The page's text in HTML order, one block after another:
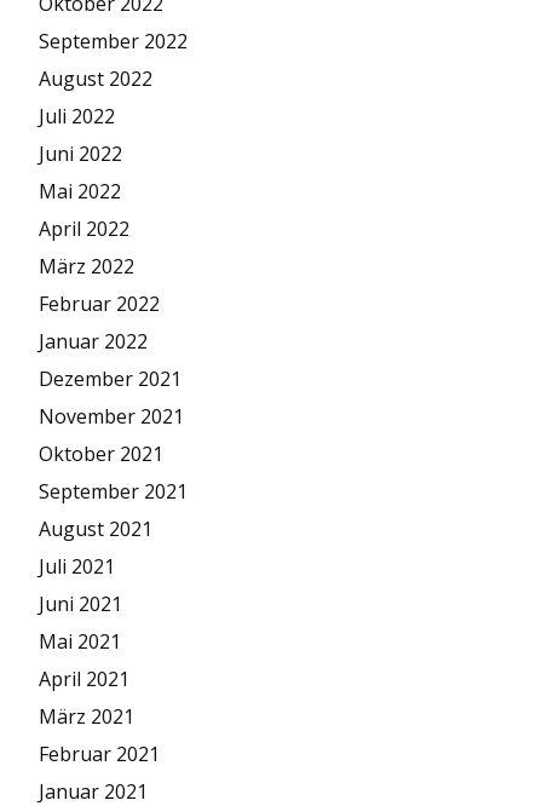
September 2022
August 2022
Juli 2022
Juni 2022
Mai 2022
April 2022
März 2022
Februar 2022
Januar 2022
Dezember 2021
November 2021
Oktober 2021
September 2021
August 2021
Juli 2021
Juni 2021
Mai 2021
April 2021
März 2021
Februar 2021
Januar 2021